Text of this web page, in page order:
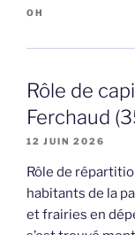
OH
Rôle de
Ferchaud
12 JUIN 2026
Rôle de
habitants de la
et frairies en